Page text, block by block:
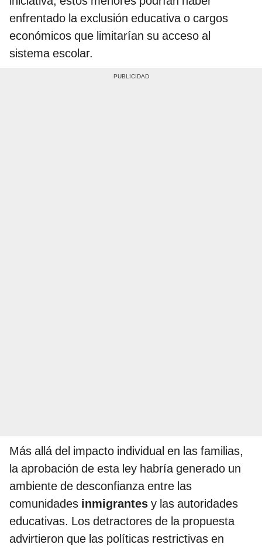
enfrentado la exclusión educativa o cargos
económicos que limitarían su acceso al
sistema escolar.
Más allá del impacto individual en las familias,
la aprobación de esta ley habría generado un
ambiente de desconfianza entre las
comunidades inmigrantes y las autoridades
educativas. Los detractores de la propuesta
advirtieron que las políticas restrictivas en